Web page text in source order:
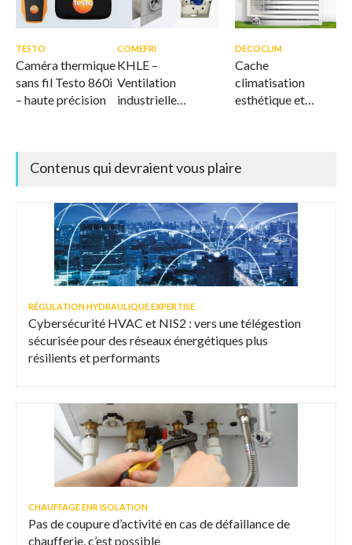
TESTO
Caméra thermique
sans fil Testo 860i
– haute précision
COMEFRI
KHLE –
Ventilation
industrielle
DECOCLIM
Cache
climatisation
esthétique et
Contenus qui devraient vous plaire
RÉGULATION HYDRAULIQUE EXPERTISE
Cybersécurité HVAC et NIS2 : vers une télégestion
sécurisée pour des réseaux énergétiques plus
résilients et performants
CHAUFFAGE ENR ISOLATION
Pas de coupure d’activité en cas de défaillance de
chaufferie, c’est possible